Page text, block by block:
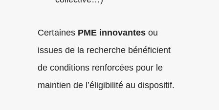
Certaines PME innovantesou
issues de la recherche bénéficient
de conditions renforcées pour le
maintien de l’éligibilité au dispositif.